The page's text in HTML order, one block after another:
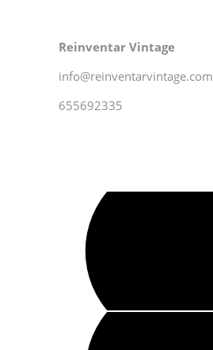
Reinventar Vintage
info@reinventarvintage.com
655692335